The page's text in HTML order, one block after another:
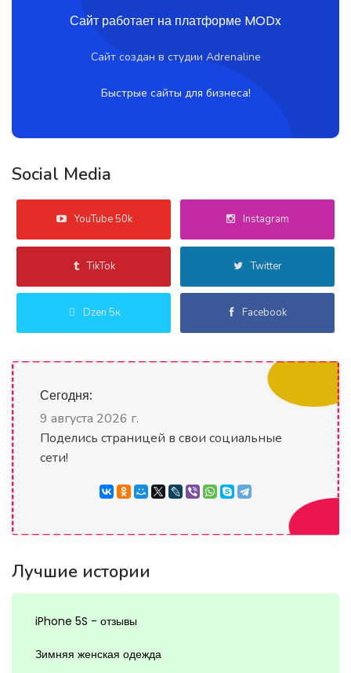
Сайт работает на платформе MODx
Сайт создан в студии Adrenaline
Быстрые сайты для бизнеса!
Social Media
YouTube 50k Instagram
TikTok Twitter
Dzen 5к Facebook
Сегодня:
9 августа 2026 г.
Поделись страницей в свои социальные
сети!
Лучшие истории
iPhone 5S - отзывы
Зимняя женская одежда